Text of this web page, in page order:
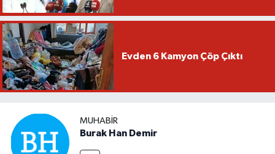
Evden 6 Kamyon Çöp Çıktı
MUHABIR
Burak Han Demir